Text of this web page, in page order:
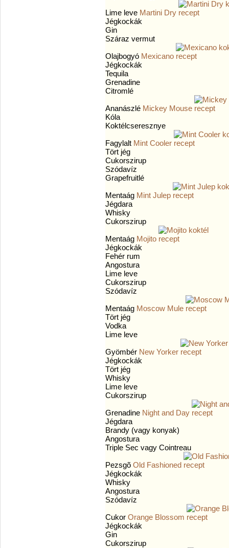
Lime leve Martini Dry
Jégkockák
Gin
Száraz vermut
Olajbogyó Mexicano
Jégkockák
Tequila
Grenadine
Citromlé
Ananászlé Mickey Mouse
Kóla
Koktélcseresznye
Fagylalt Mint Cooler
Tört jég
Cukorszirup
Szódavíz
Grapefruitlé
Mentaág Mint Julep
Jégdara
Whisky
Cukorszirup
Mentaág Mojito
Jégkockák
Fehér rum
Angostura
Lime leve
Cukorszirup
Szódavíz
Mentaág Moscow Mule
Tört jég
Vodka
Lime leve
Gyömbér New Yorker
Jégkockák
Tört jég
Whisky
Lime leve
Cukorszirup
Grenadine Night and Day
Jégdara
Brandy (vagy konyak)
Angostura
Triple Sec vagy Cointreau
Pezsgõ Old Fashioned
Jégkockák
Whisky
Angostura
Szódavíz
Cukor Orange Blossom
Jégkockák
Gin
Cukorszirup